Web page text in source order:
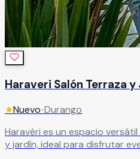
Haraveri Salón Terraza
★Nuevo•Durango
Haravéri es un espacio
y jardín, ideal para disfrutar